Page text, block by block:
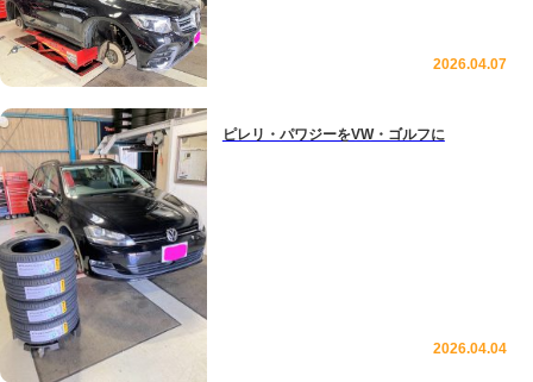
2026.04.07
ピレリ・パワジーをVW・ゴルフに
2026.04.04